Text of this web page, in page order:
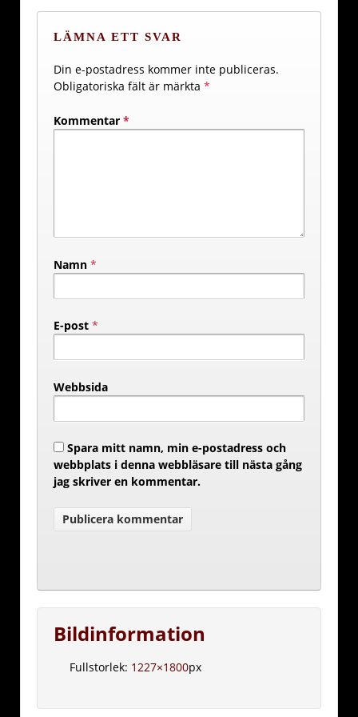
LÄMNA ETT SVAR
Din e-postadress kommer inte publiceras.
Obligatoriska fält är märkta *
Kommentar *
Namn *
E-post *
Webbsida
Spara mitt namn, min e-postadress och
webbplats i denna webbläsare till nästa gång
jag skriver en kommentar.
Bildinformation
Fullstorlek: 1227×1800px